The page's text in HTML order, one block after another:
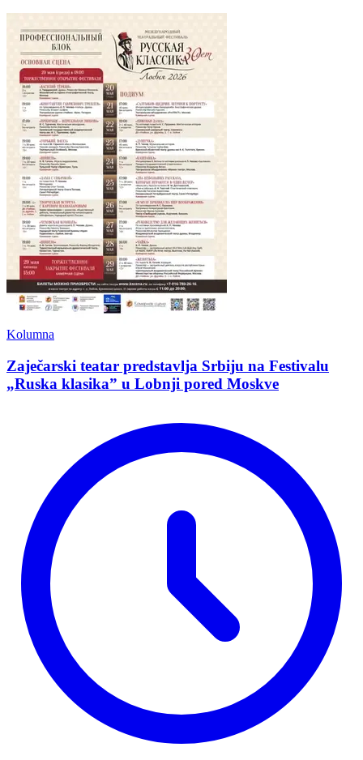
Kolumna
Zaječarski teatar predstavlja Srbiju na Festivalu
„Ruska klasika” u Lobnji pored Moskve